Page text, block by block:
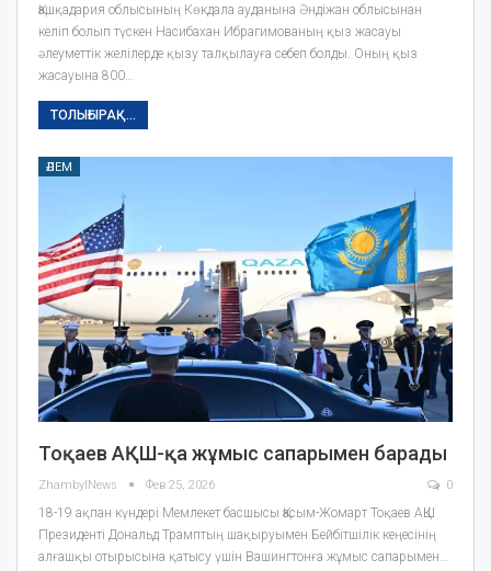
Қашқадария облысының Көкдала ауданына Әндіжан облысынан
келіп болып түскен Насибахан Ибрагимованың қыз жасауы
әлеуметтік желілерде қызу талқылауға себеп болды. Оның қыз
жасауына 800…
ТОЛЫҒЫРАҚ...
ӘЛЕМ
Тоқаев АҚШ-қа жұмыс сапарымен барады
ZhambylNews Фев 25, 2026 0
18-19 ақпан күндері Мемлекет басшысы Қасым-Жомарт Тоқаев АҚШ
Президенті Дональд Трамптың шақыруымен Бейбітшілік кеңесінің
алғашқы отырысына қатысу үшін Вашингтонға жұмыс сапарымен…